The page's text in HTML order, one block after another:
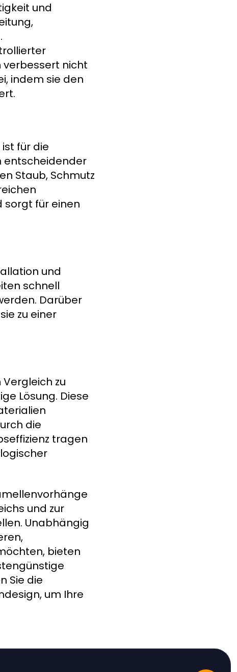
und
verbessert nicht
indem sie den
für die
entscheidender
Staub, Schmutz
sorgt für einen
und
schnell
Darüber
zu einer
zu
Lösung. Diese
die
tragen
und zur
Unabhängig
bieten
Sie die
um Ihre